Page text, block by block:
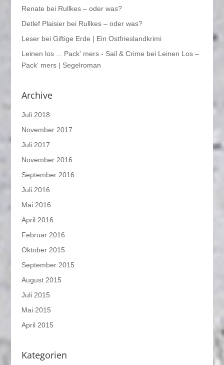
Renate bei Rullkes – oder was?
Detlef Plaisierbei Rullkes – oder was?
Leserbei Giftige Erde | Ein Ostfrieslandkrimi
Leinen los ... Pack' mers - Sail & Crime bei Leinen Los –
Pack‘ mers | Segelroman
Archive
Juli 2018
November 2017
Juli 2017
November 2016
September 2016
Juli 2016
Mai 2016
April 2016
Februar 2016
Oktober 2015
September 2015
August 2015
Juli 2015
Mai 2015
April 2015
Kategorien